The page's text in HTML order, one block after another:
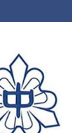
坪）
。